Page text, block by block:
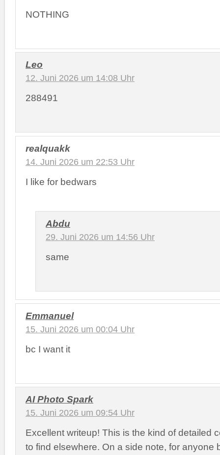
NOTHING
Leo
12. Juni 2026 um 14:08 Uhr
288491
realquakk
14. Juni 2026 um 22:53 Uhr
I like for bedwars
Abdu
29. Juni 2026 um 14:56 Uhr
same
Emmanuel
15. Juni 2026 um 00:04 Uhr
bc I want it
AI Photo Spark
15. Juni 2026 um 09:54 Uhr
Excellent writeup! This is the kind of detailed
to find elsewhere. On a side note, for anyone